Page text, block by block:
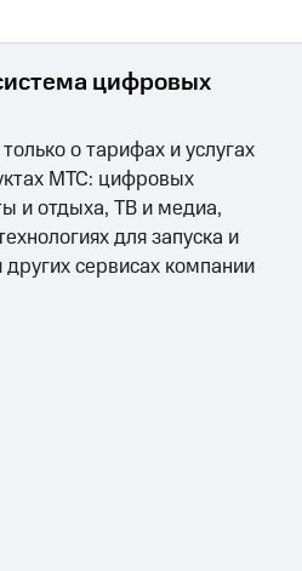
цифровых
о тарифах и услугах
МТС: цифровых
и отдыха, ТВ и медиа,
для запуска и
сервисах компании